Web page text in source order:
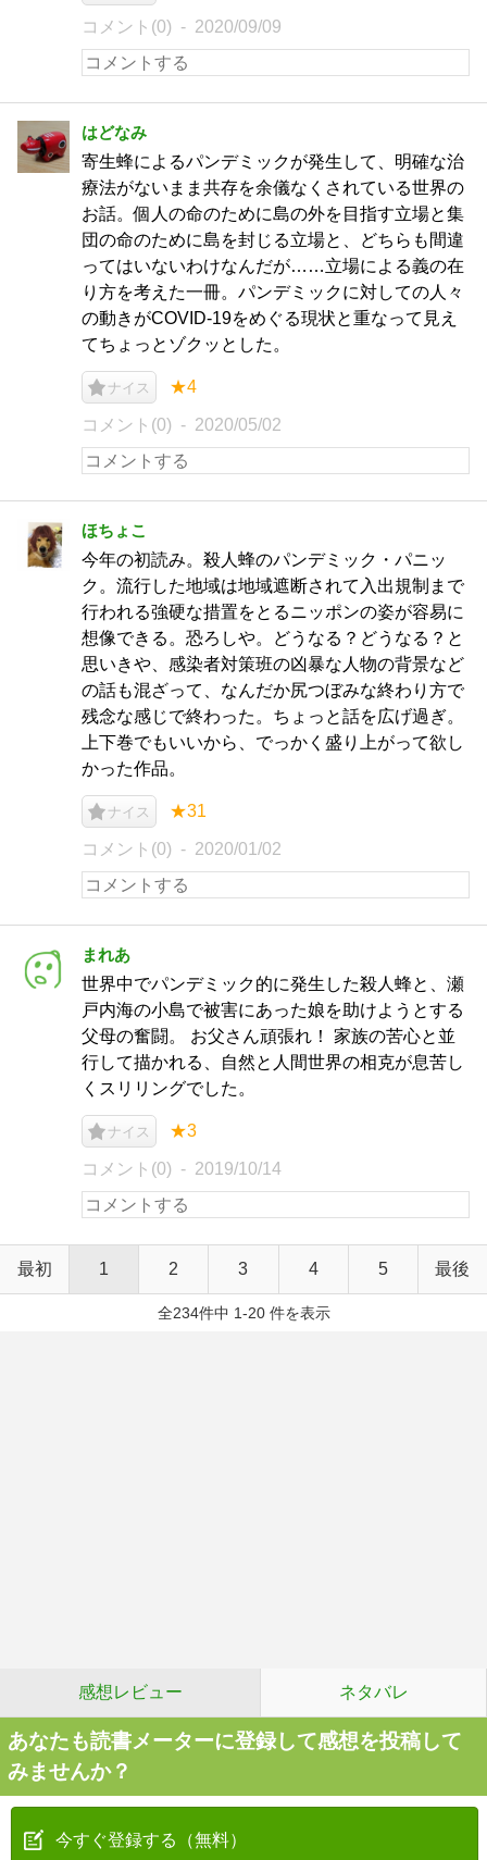
コメント(0) 2020/09/09
はどなみ
寄生蜂によるパンデミックが発生して、明確な治
療法がないまま共存を余儀なくされている世界の
お話。個人の命のために島の外を目指す立場と集
団の命のために島を封じる立場と、どちらも間違
ってはいないわけなんだが……立場による義の在
り方を考えた一冊。パンデミックに対しての人々
の動きがCOVID-19をめぐる現状と重なって見え
てちょっとゾクッとした。
ナイス ★4
コメント(0) 2020/05/02
ほちょこ
今年の初読み。殺人蜂のパンデミック・パニッ
ク。流行した地域は地域遮断されて入出規制まで
行われる強硬な措置をとるニッポンの姿が容易に
想像できる。恐ろしや。どうなる？どうなる？と
思いきや、感染者対策班の凶暴な人物の背景など
の話も混ざって、なんだか尻つぼみな終わり方で
残念な感じで終わった。ちょっと話を広げ過ぎ。
上下巻でもいいから、でっかく盛り上がって欲し
かった作品。
ナイス ★31
コメント(0) 2020/01/02
まれあ
世界中でパンデミック的に発生した殺人蜂と、瀬
戸内海の小島で被害にあった娘を助けようとする
父母の奮闘。 お父さん頑張れ！ 家族の苦心と並
行して描かれる、自然と人間世界の相克が息苦し
くスリリングでした。
ナイス ★3
コメント(0) 2019/10/14
最初 1 2 3 4 5 最後
全234件中 1-20 件を表示
感想レビュー ネタバレ
あなたも読書メーターに登録して感想を投稿して
みませんか？
今すぐ登録する（無料）